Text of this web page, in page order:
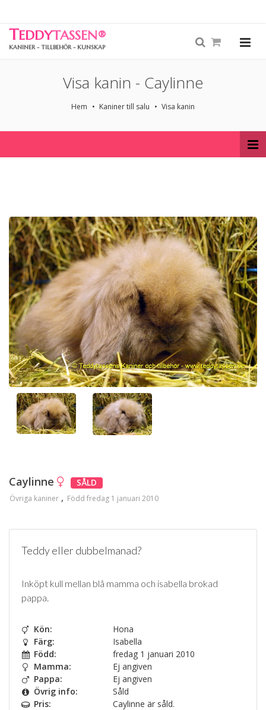
TEDDYTASSEN®
KANINER - TILLBEHÖR - KUNSKAP
Visa kanin - Caylinne
Hem Kaniner till salu Visa kanin
Caylinne SÅLD
Övriga kaniner Född fredag 1 januari 2010
Teddy eller dubbelmanad?
Inköpt kull mellan blå mamma och isabella brokad
pappa.
Kön:
Hona
Färg:
Isabella
Född:
fredag 1 januari 2010
Mamma:
Ej angiven
Pappa:
Ej angiven
Övrig info:
Såld
Pris:
Caylinne är såld.